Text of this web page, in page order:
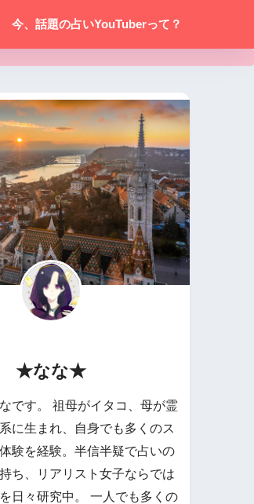
今、話題の占いYouTuberって？
★なな★
です。 祖母がイタコ、母が霊
に生まれ、自身でも多くのス
験を経験。半信半疑で占いの
ち、リアリスト女子ならでは
日々研究中。 一人でも多くの